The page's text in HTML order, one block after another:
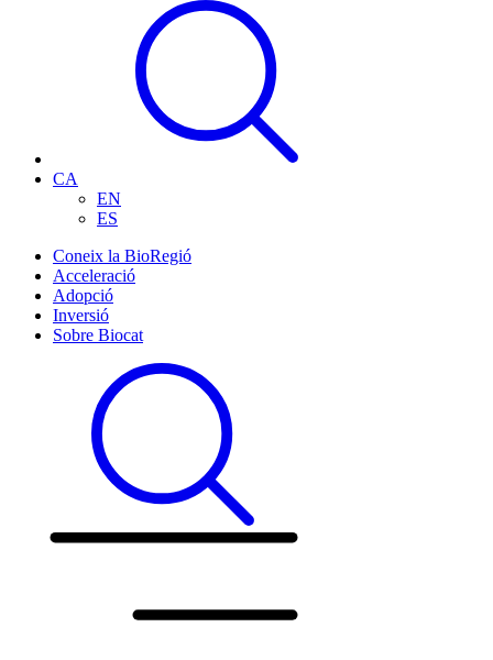
CA
EN
ES
Coneix la BioRegió
Acceleració
Adopció
Inversió
Sobre Biocat